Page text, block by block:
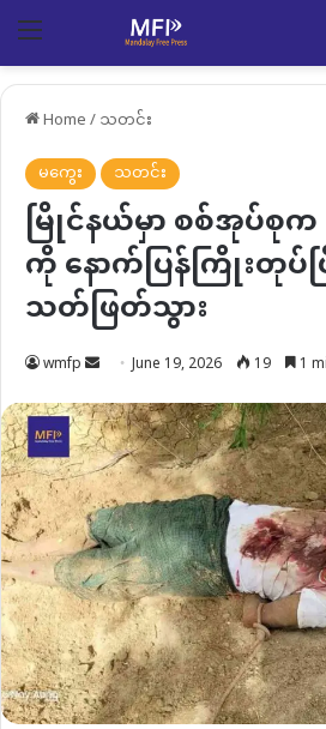
Menu
Home/သတင်း
မကွေး
သတင်း
မြိုင်နယ်မှာ စစ်အုပ်စု
ကို နောက်ပြန်ကြိုးတုပ်
သတ်ဖြတ်သွား
wmfp Send
email
June 19, 2026 19 1